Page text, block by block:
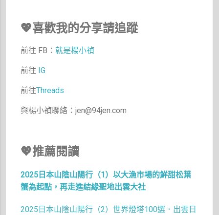
💖喜歡我的分享請追蹤
前往 FB：就是楊小禎
前往 IG
前往Threads
與楊小禎聯絡：jen@94jen.com
💖推薦閱讀
2025日本山陰山陽行（1）以大漁市場的鮮甜松葉
蟹為起點，再走進結緣聖地出雲大社
2025日本山陰山陽行（2）世界燈塔100選．出雲日